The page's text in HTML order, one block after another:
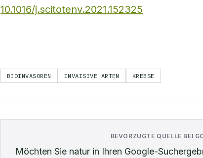
10.1016/j.scitotenv.2021.152325
BIOINVASOREN INVAISIVE ARTEN KREBSE
BEVORZUGTE QUELLE BEI
Möchten Sie naturin Ihren Google-